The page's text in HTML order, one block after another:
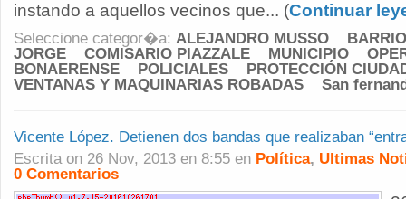
instando a aquellos vecinos que... (Continuar
Seleccione categor�a: ALEJANDRO MUSSO
JORGE
COMISARIO PIAZZALE MUNICIPIO
BONAERENSE
POLICIALES
PROTECCIÓN
VENTANAS Y MAQUINARIAS ROBADAS
San
Vicente López. Detienen dos bandas que realizaban
Escrita on 26 Nov, 2013 en 8:55 en Política, Ultimas
0 Comentarios